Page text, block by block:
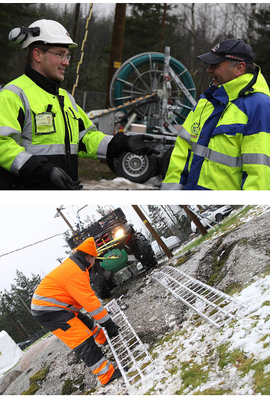
Sähkökentällä kokeillaan
käytännössä
Talotekniikka ja kylmäala
Urheiluhieronta
Työyhteisö ja työura
Valimotekniikka
Ympäristöala
Yrittäjyys
Koulutusopas
Studies in English
OPISKELIJAKSI
YRITYKSILLE
TAKK
AJANKOHTAISTA
OMA TAKK
YHTEYSTIEDOT
IN ENGLISH